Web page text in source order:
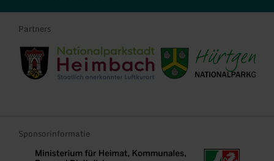
Partners
Stadt Heimbach Gemeinde Hürtgenwald
Sponsorinformatie